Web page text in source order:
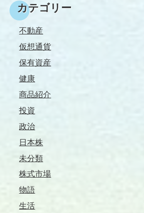
カテゴリー
不動産
仮想通貨
保有資産
健康
商品紹介
投資
政治
日本株
未分類
株式市場
物語
生活